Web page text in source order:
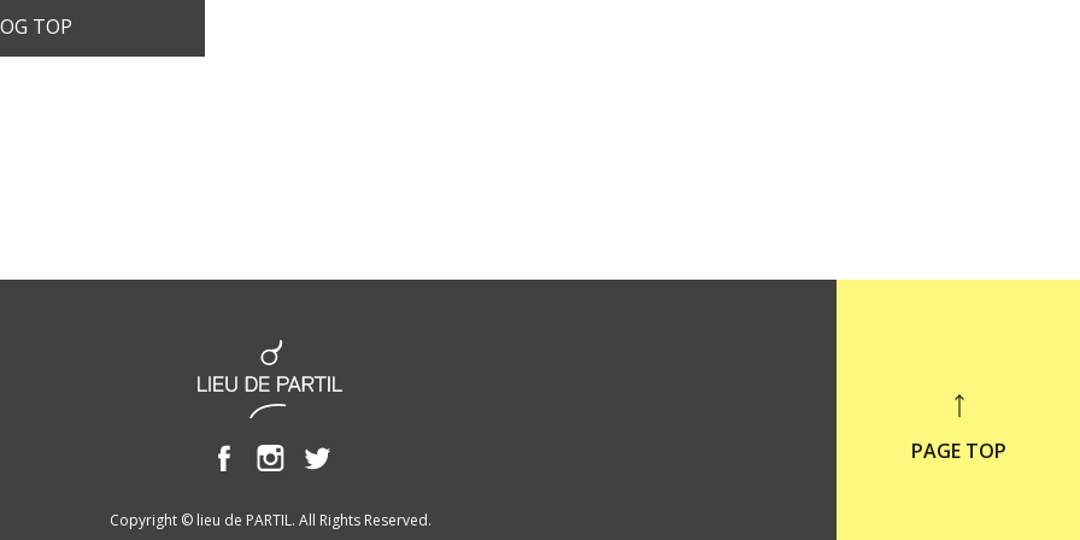
TOP
Copyright © lieu de PARTIL. All Rights Reserved.
PAGE TOP